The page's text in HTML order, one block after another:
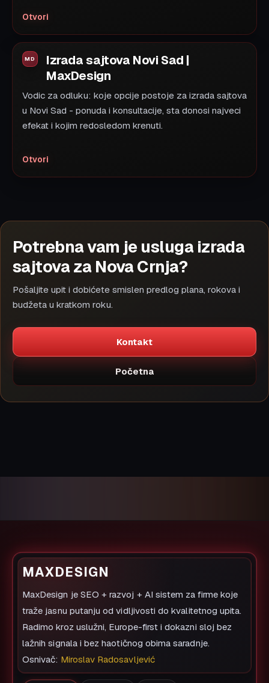
Otvori
Izrada sajtova Novi Sad |
MaxDesign
Vodic za odluku: koje opcije postoje za izrada sajtova
u Novi Sad - ponuda i konsultacije, sta donosi najveci
efekat i kojim redosledom krenuti.
Otvori
Potrebna vam je usluga izrada
sajtova za Nova Crnja?
Pošaljite upit i dobićete smislen predlog plana, rokova i
budžeta u kratkom roku.
Kontakt
Početna
MAXDESIGN
MaxDesign je SEO + razvoj + AI sistem za firme koje
traže jasnu putanju od vidljivosti do kvalitetnog upita.
Radimo kroz uslužni, Europe-first i dokazni sloj bez
lažnih signala i bez haotičnog obima saradnje.
Osnivač: Miroslav Radosavljević